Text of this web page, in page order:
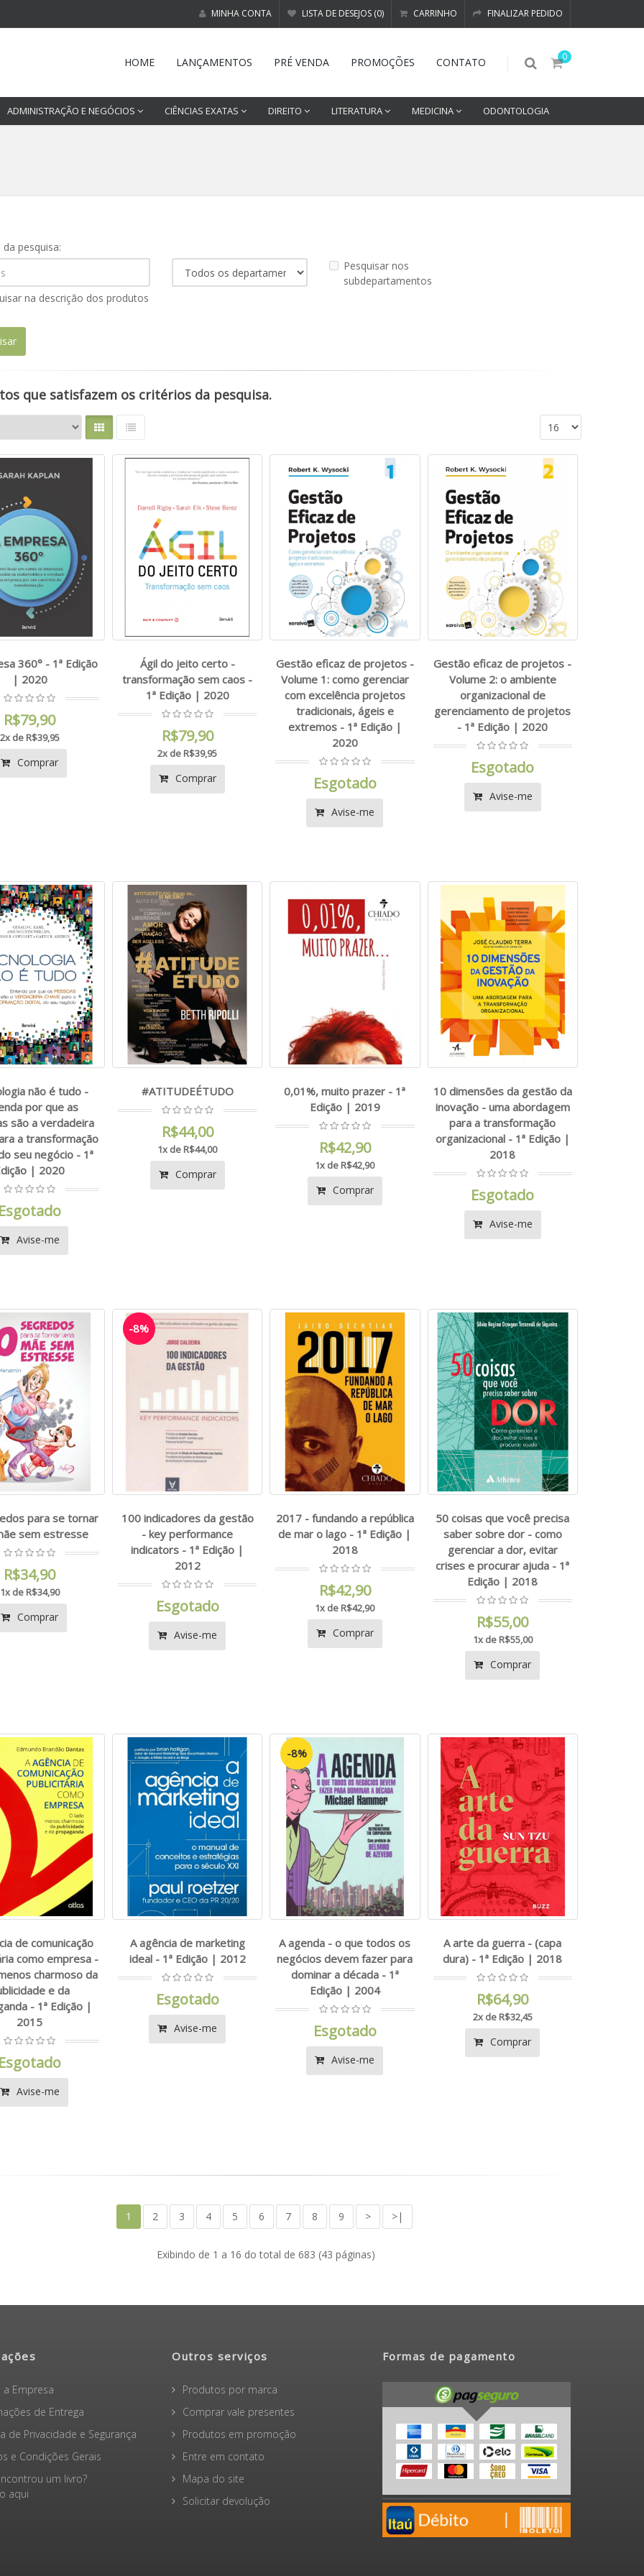
MINHA CONTA LISTA DE DESEJOS (0) CARRINHO FINALIZAR PEDIDO
0
HOME LANÇAMENTOS PRÉ VENDA PROMOÇÕES CONTATO
ADMINISTRAÇÃO E NEGÓCIOS CIÊNCIAS EXATAS DIREITO LITERATURA MEDICINA ODONTOLOGIA
pesquisa:
Pesquisar nos
subdepartamentos
na descrição dos produtos
que satisfazem os critérios da pesquisa.
360° - 1ª Edição
| 2020
R$79,90
2x de R$39,95
Comprar
Ágil do jeito certo -
transformação sem caos -
1ª Edição | 2020
R$79,90
2x de R$39,95
Comprar
Gestão eficaz de projetos -
Volume 1: como gerenciar
com excelência projetos
tradicionais, ágeis e
extremos - 1ª Edição |
2020
Esgotado
Avise-me
Gestão eficaz de projetos -
Volume 2: o ambiente
organizacional de
gerenciamento de projetos
- 1ª Edição | 2020
Esgotado
Avise-me
não é tudo -
por que as
são a verdadeira
a transformação
seu negócio - 1ª
| 2020
Avise-me
#ATITUDEÉTUDO
R$44,00
1x de R$44,00
Comprar
0,01%, muito prazer - 1ª
Edição | 2019
R$42,90
1x de R$42,90
Comprar
10 dimensões da gestão da
inovação - uma abordagem
para a transformação
organizacional - 1ª Edição |
2018
Esgotado
Avise-me
para se tornar
sem estresse
R$34,90
1x de R$34,90
Comprar
-8%
100 indicadores da gestão
- key performance
indicators - 1ª Edição |
2012
Esgotado
Avise-me
2017 - fundando a república
de mar o lago - 1ª Edição |
2018
R$42,90
1x de R$42,90
Comprar
50 coisas que você precisa
saber sobre dor - como
gerenciar a dor, evitar
crises e procurar ajuda - 1ª
Edição | 2018
R$55,00
1x de R$55,00
Comprar
de comunicação
como empresa -
charmoso da
e da
- 1ª Edição |
2015
Avise-me
A agência de marketing
ideal - 1ª Edição | 2012
Esgotado
Avise-me
-8%
A agenda - o que todos os
negócios devem fazer para
dominar a década - 1ª
Edição | 2004
Esgotado
Avise-me
A arte da guerra - (capa
dura) - 1ª Edição | 2018
R$64,90
2x de R$32,45
Comprar
1 2 3 4 5 6 7 8 9 > >|
Exibindo de 1 a 16 do total de 683 (43 páginas)
a Empresa
de Entrega
de Privacidade e Segurança
e Condições Gerais
um livro?
aqui
Outros serviços
Produtos por marca
Comprar vale presentes
Produtos em promoção
Entre em contato
Mapa do site
Solicitar devolução
Formas de pagamento